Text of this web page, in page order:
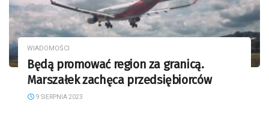
WIADOMOŚCI
Będą promować region za granicą.
Marszałek zachęca przedsiębiorców
9 SIERPNIA 2023